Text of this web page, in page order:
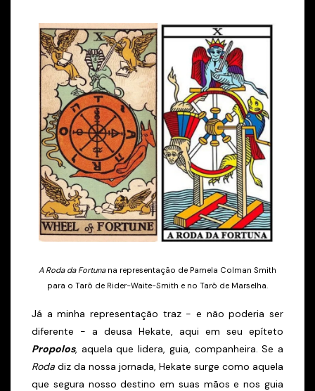
A Roda da Fortunana representação de Pamela Colman Smith
para o Tarô de Rider-Waite-Smith e no Tarô de Marselha.
Já a minha representação traz - e não poderia ser
diferente - a deusa Hekate, aqui em seu epíteto
Propolos, aquela que lidera, guia, companheira. Se a
Roda diz da nossa jornada, Hekate surge como aquela
que segura nosso destino em suas mãos e nos guia